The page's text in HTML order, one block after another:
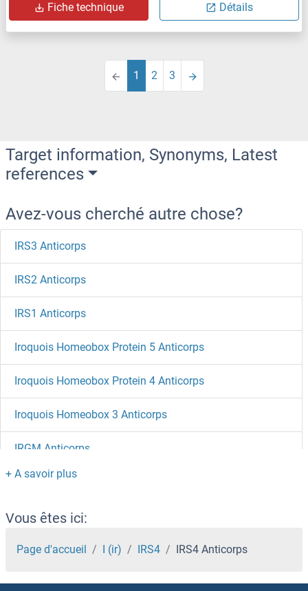
Fiche technique Détails
1 2 3
Target information, Synonyms, Latest
references
Avez-vous cherché autre chose?
IRS3 Anticorps
IRS2 Anticorps
IRS1 Anticorps
Iroquois Homeobox Protein 5 Anticorps
Iroquois Homeobox Protein 4 Anticorps
Iroquois Homeobox 3 Anticorps
IRGM Anticorps
IRGC Anticorps
IRF9 Anticorps
IRF8 Anticorps
IRF7 Anticorps
Vous êtes ici:
Page d'accueil I (ir) IRS4 IRS4 Anticorps